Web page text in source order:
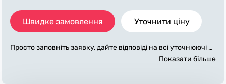
Швидке замовлення Уточнити ціну
Просто заповніть заявку, дайте відповіді на всі уточнюючі за
питання по «монтаж вентиляції». Ми зв'яжемося з вами пр
Показати більше